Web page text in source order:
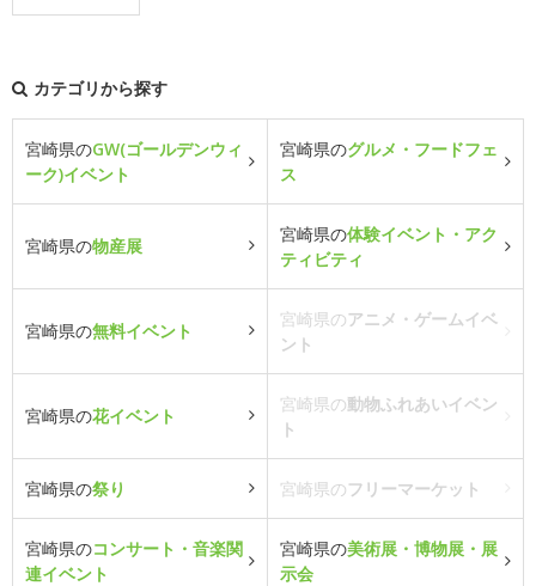
カテゴリから探す
宮崎県のGW(ゴールデンウィ
ーク)イベント
宮崎県のグルメ・フードフェ
ス
宮崎県の物産展
宮崎県の体験イベント・アク
ティビティ
宮崎県の無料イベント
宮崎県のアニメ・ゲームイベ
ント
宮崎県の花イベント
宮崎県の動物ふれあいイベン
ト
宮崎県の祭り 宮崎県のフリーマーケット
宮崎県のコンサート・音楽関
連イベント
宮崎県の美術展・博物展・展
示会